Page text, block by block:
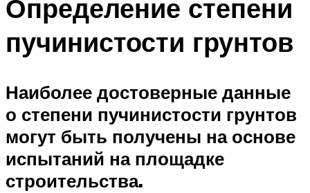
Определение степени
пучинистости грунтов
Наиболее достоверные данные
о степени пучинистости грунтов
могут быть получены на основе
испытаний на площадке
строительства.